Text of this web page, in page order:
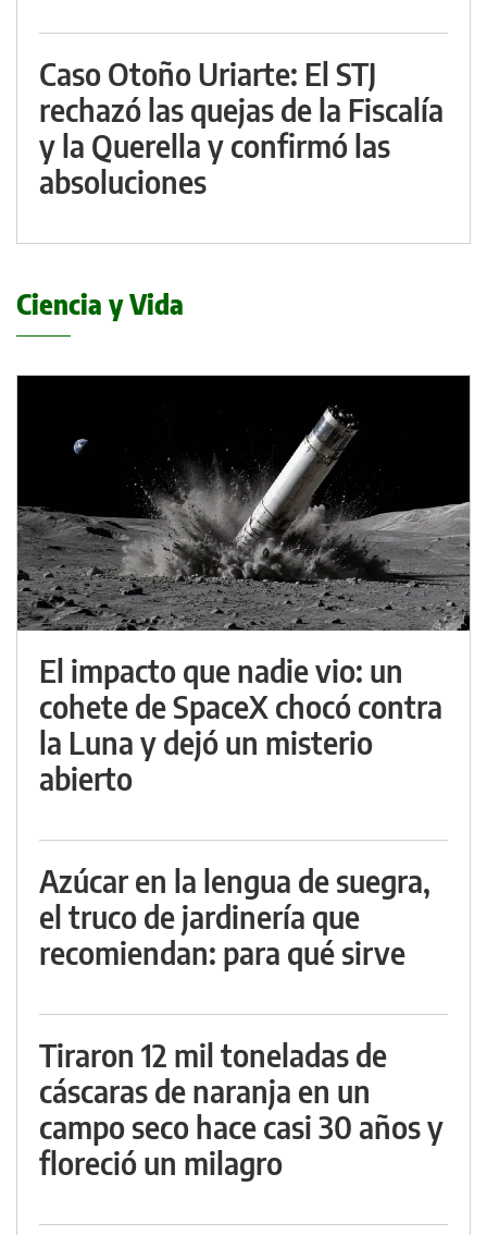
Caso Otoño Uriarte: El STJ
rechazó las quejas de la Fiscalía
y la Querella y confirmó las
absoluciones
Ciencia y Vida
El impacto que nadie vio: un
cohete de SpaceX chocó contra
la Luna y dejó un misterio
abierto
Azúcar en la lengua de suegra,
el truco de jardinería que
recomiendan: para qué sirve
Tiraron 12 mil toneladas de
cáscaras de naranja en un
campo seco hace casi 30 años y
floreció un milagro